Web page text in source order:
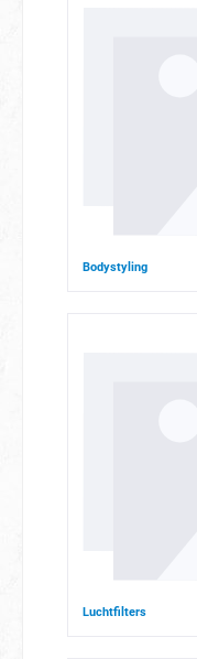
Bodystyling
Luchtfilters